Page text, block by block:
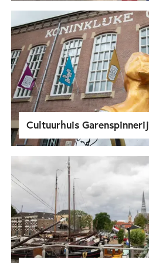
Cultuurhuis Garenspinnerij